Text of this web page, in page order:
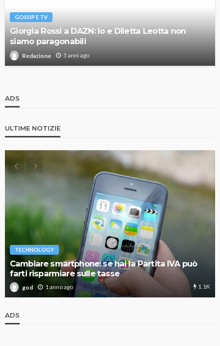
GOSSIP E TV
Giorgia Rossi a DAZN: Io e Diletta Leotta non
siamo paragonabili
Redazione 5 anni ago
ADS
ULTIME NOTIZIE
TECHNOLOGY
Cambiare smartphone: se hai la Partita IVA può
farti risparmiare sulle tasse
god 1 anno ago 1.1K
ADS